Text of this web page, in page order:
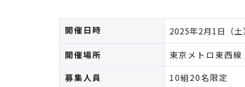
開催日時
2025年2月1日（土
開催場所
東京メトロ東西
募集人員
10組20名限定